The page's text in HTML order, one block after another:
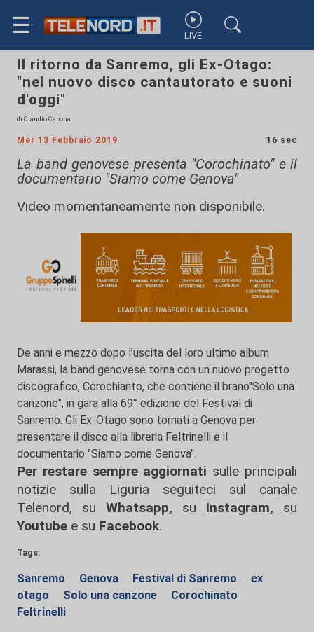
☰ LIVE
Il ritorno da Sanremo, gli Ex-Otago:
"nel nuovo disco cantautorato e suoni
d'oggi"
di Claudio Cabona
Mer 13 Febbraio 2019 16 sec
La band genovese presenta "Corochinato" e il
documentario "Siamo come Genova"
Video momentaneamente non disponibile.
De anni e mezzo dopo l’uscita del loro ultimo album
Marassi, la band genovese torna con un nuovo progetto
discografico, Corochianto, che contiene il brano"Solo una
canzone", in gara alla 69° edizione del Festival di
Sanremo. Gli Ex-Otago sono tornati a Genova per
presentare il disco alla libreria Feltrinelli e il
documentario "Siamo come Genova".
Per restare sempre aggiornati sulle principali
notizie sulla Liguria seguiteci sul canale
Telenord, su
Whatsapp, su Instagram, su
Youtube e su Facebook.
Tags:
Sanremo Genova Festival di Sanremo
ex
otago
Solo una canzone
Corochinato
Feltrinelli